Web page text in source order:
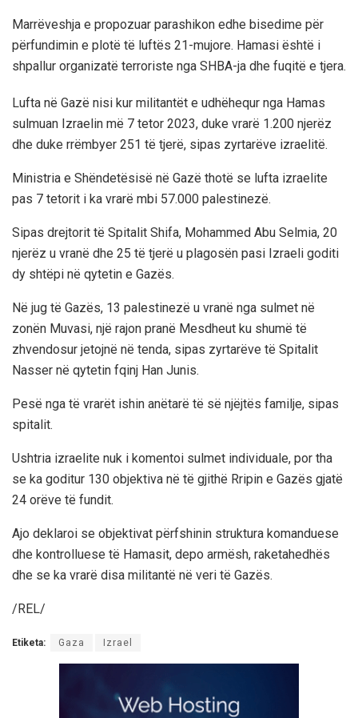
Marrëveshja e propozuar parashikon edhe bisedime për
përfundimin e plotë të luftës 21-mujore. Hamasi është i
shpallur organizatë terroriste nga SHBA-ja dhe fuqitë e tjera.
Lufta në Gazë nisi kur militantët e udhëhequr nga Hamas
sulmuan Izraelin më 7 tetor 2023, duke vrarë 1.200 njerëz
dhe duke rrëmbyer 251 të tjerë, sipas zyrtarëve izraelitë.
Ministria e Shëndetësisë në Gazë thotë se lufta izraelite
pas 7 tetorit i ka vrarë mbi 57.000 palestinezë.
Sipas drejtorit të Spitalit Shifa, Mohammed Abu Selmia, 20
njerëz u vranë dhe 25 të tjerë u plagosën pasi Izraeli goditi
dy shtëpi në qytetin e Gazës.
Në jug të Gazës, 13 palestinezë u vranë nga sulmet në
zonën Muvasi, një rajon pranë Mesdheut ku shumë të
zhvendosur jetojnë në tenda, sipas zyrtarëve të Spitalit
Nasser në qytetin fqinj Han Junis.
Pesë nga të vrarët ishin anëtarë të së njëjtës familje, sipas
spitalit.
Ushtria izraelite nuk i komentoi sulmet individuale, por tha
se ka goditur 130 objektiva në të gjithë Rripin e Gazës gjatë
24 orëve të fundit.
Ajo deklaroi se objektivat përfshinin struktura komanduese
dhe kontrolluese të Hamasit, depo armësh, raketahedhës
dhe se ka vrarë disa militantë në veri të Gazës.
/REL/
Etiketa: Gaza Izrael